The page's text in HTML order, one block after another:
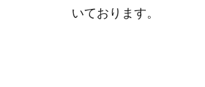
いております。